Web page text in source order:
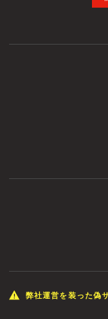
弊社運営を装った偽